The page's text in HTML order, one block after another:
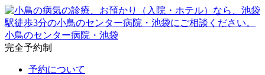
小鳥のセンター病院・池袋
完全予約制
予約について